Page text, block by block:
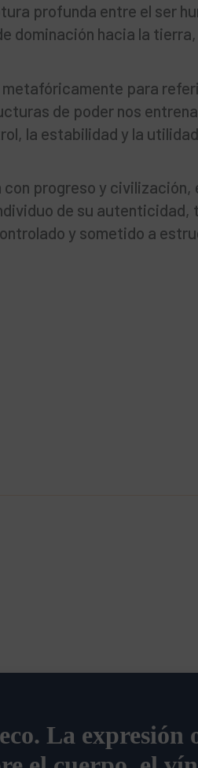
profunda entre el ser
dominación hacia la
para
de poder nos
la estabilidad y la
progreso y
de su autenticidad,
y sometido a
La